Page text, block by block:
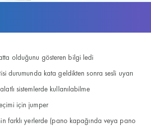
olduğunu gösteren bilgi ledi
durumunda kata geldikten sonra sesli uyarı
sistemlerde kullanılabilme
için jumper
farklı yerlerde (pano kapağında veya pano